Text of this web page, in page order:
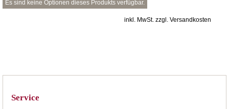
Es sind keine Optionen dieses Produkts verfügbar.
inkl. MwSt. zzgl. Versandkosten
Service